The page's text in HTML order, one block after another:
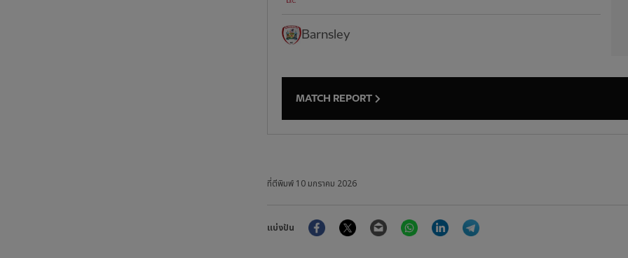
Barnsley
MATCH REPORT
ที่ตีพิมพ์ 10 มกราคม 2026
แบ่งปัน
FacebookTwitter Email WhatsAppLinkedIn